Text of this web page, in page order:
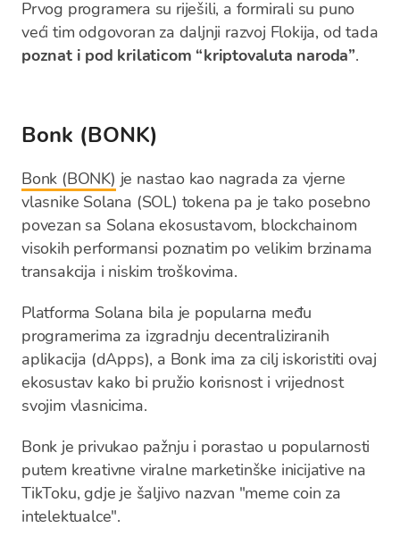
Prvog programera su riješili, a formirali su puno
veći tim odgovoran za daljnji razvoj Flokija, od tada
poznat i pod krilaticom “kriptovaluta naroda”.
Bonk (BONK)
Bonk (BONK) je nastao kao nagrada za vjerne
vlasnike Solana (SOL) tokena pa je tako posebno
povezan sa Solana ekosustavom, blockchainom
visokih performansi poznatim po velikim brzinama
transakcija i niskim troškovima.
Platforma Solana bila je popularna među
programerima za izgradnju decentraliziranih
aplikacija (dApps), a Bonk ima za cilj iskoristiti ovaj
ekosustav kako bi pružio korisnost i vrijednost
svojim vlasnicima.
Bonk je privukao pažnju i porastao u popularnosti
putem kreativne viralne marketinške inicijative na
TikToku, gdje je šaljivo nazvan "meme coin za
intelektualce".